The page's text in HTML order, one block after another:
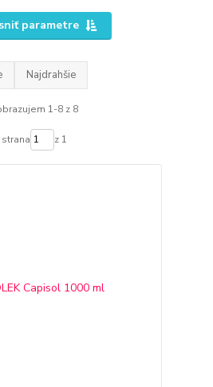
parametre
Najdrahšie
1-8 z 8
strana z 1